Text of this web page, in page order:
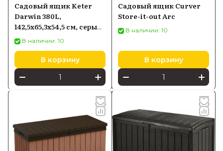
Садовый ящик Keter
Darwin 380L,
142,5x65,3x54,5 см, серый
(17211691)
В наличии: 10
В корзину
Садовый ящик Curver
Store-it-out Arc
В наличии: 10
В корзину